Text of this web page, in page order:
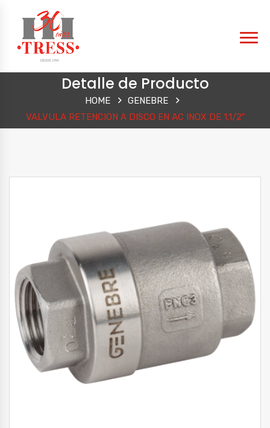
Detalle de Producto
HOME
GENEBRE
VALVULA RETENCION A DISCO EN AC INOX DE 1.1/2″